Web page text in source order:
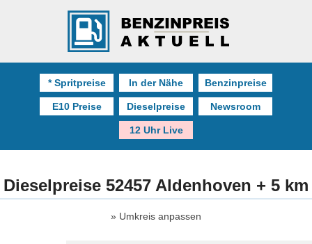
* Spritpreise In der Nähe Benzinpreise
E10 Preise Dieselpreise Newsroom
12 Uhr Live
Dieselpreise 52457 Aldenhoven + 5 km
Umkreis anpassen